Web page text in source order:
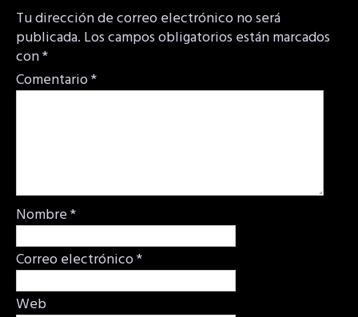
Tu dirección de correo electrónico no será
publicada. Los campos obligatorios están marcados
con*
Comentario*
Nombre*
Correo electrónico*
Web